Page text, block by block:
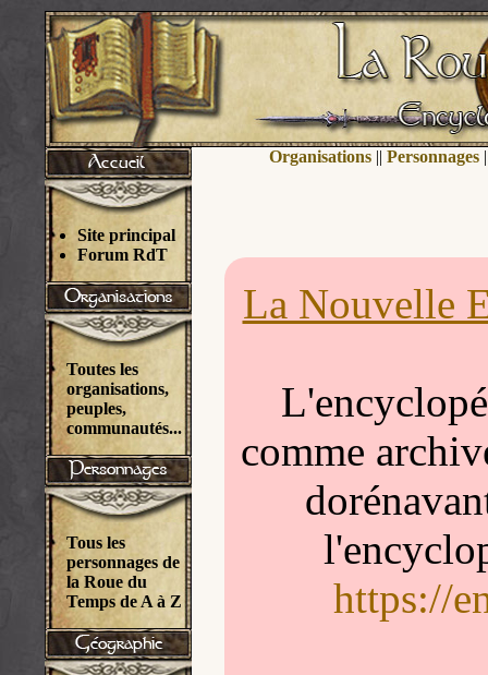
Site principal
Forum RdT
Toutes les
organisations,
peuples,
communautés...
Tous les
personnages de
la Roue du
Temps de A à Z
Organisations|| Personnages
La Nouvelle
comme
https://